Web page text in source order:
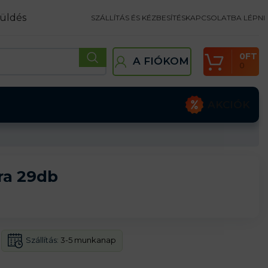
SZÁLLÍTÁS ÉS KÉZBESÍTÉSKAPCSOLATBA LÉPNI
A FIÓKOM 0
0FT
29db
Szállítás: 3-5 munkanap